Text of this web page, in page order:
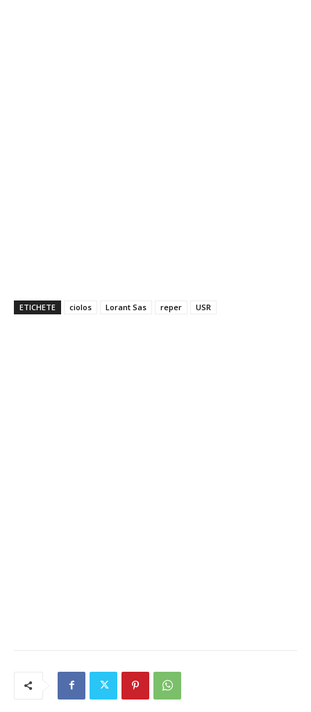
ETICHETE ciolos Lorant Sas reper USR